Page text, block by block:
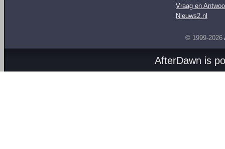
Vraag en
Nieuws2.nl
© 1999-2026
AfterDawn is